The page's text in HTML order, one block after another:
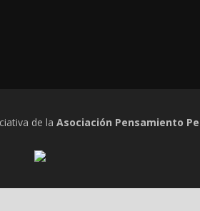
de la Asociación Pensamiento